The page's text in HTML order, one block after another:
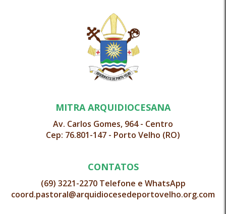
MITRA ARQUIDIOCESANA
Av. Carlos Gomes, 964 - Centro
Cep: 76.801-147 - Porto Velho (RO)
CONTATOS
(69) 3221-2270 Telefone e WhatsApp
coord.pastoral@arquidiocesedeportovelho.org.com